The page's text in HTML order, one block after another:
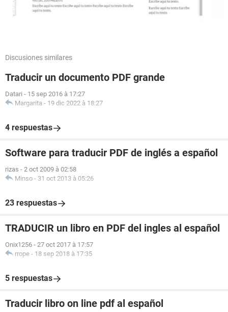
Discusiones similares
Traducir un documento PDF grande
Datari - 15 sep 2016 à 17:27
Margarita - 19 dic 2022 à 18:27
4 respuestas
Software para traducir PDF de inglés a español
rizas - 2 oct 2009 à 02:58
Minso - 31 oct 2013 à 05:26
23 respuestas
TRADUCIR un libro en PDF del ingles al español
Onix1256 - 27 oct 2017 à 17:57
rrope - 18 sep 2018 à 17:35
5 respuestas
Traducir libro on line pdf al español